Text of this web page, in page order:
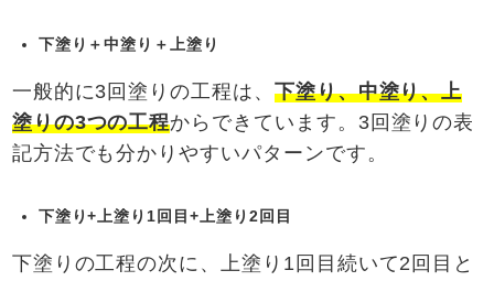
下塗り＋中塗り＋上塗り
一般的に3回塗りの工程は、 下塗り、中塗り、上
塗りの3つの工程からできています。3回塗りの表
記方法でも分かりやすいパターンです。
下塗り+ 上塗り1回目+ 上塗り2回目
下塗りの工程の次に、上塗り1回目続いて2回目と